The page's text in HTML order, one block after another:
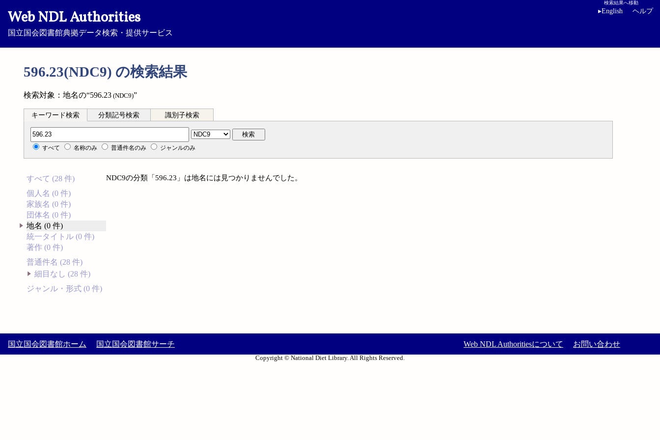
Web NDL Authorities
国立国会図書館典拠データ検索・提供サービス
検索結果へ移動
▸English ヘルプ
596.23(NDC9) の検索結果
検索対象：地名の“596.23 (NDC9)”
キーワード検索 分類記号検索 識別子検索
分類記号検索 検索
すべて 名称のみ 普通件名のみ ジャンルのみ
すべて (28 件)
個人名 (0 件)
家族名 (0 件)
団体名 (0 件)
地名 (0 件)
統一タイトル (0 件)
著作 (0 件)
普通件名 (28 件)
細目なし (28 件)
ジャンル・形式 (0 件)
NDC9の分類「596.23」は地名には見つかりませんでした。
国立国会図書館ホーム 国立国会図書館サーチ Web NDL Authoritiesについて お問い合わせ
Copyright © National Diet Library. All Rights Reserved.